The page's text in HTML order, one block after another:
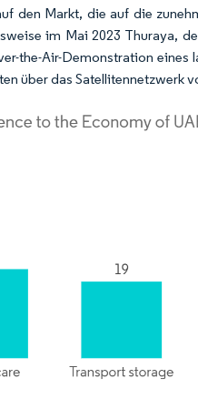
den Markt, die auf die
im Mai 2023 Thuraya,
the-Air-Demonstration
über das Satellitennetzwerk